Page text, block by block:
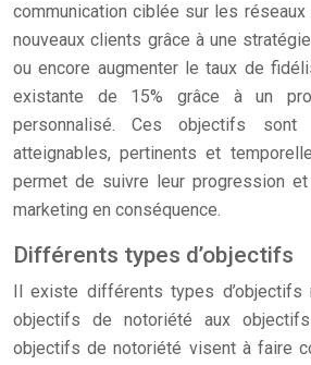
communication ciblée sur les réseaux
nouveaux clients grâce à une
ou encore augmenter le taux de
existante de 15% grâce à un
personnalisé. Ces objectifs sont
atteignables, pertinents et
permet de suivre leur progression et
marketing en conséquence.
Différents types d’objectifs
Il existe différents types d’objectifs
objectifs de notoriété aux
objectifs de notoriété visent à faire